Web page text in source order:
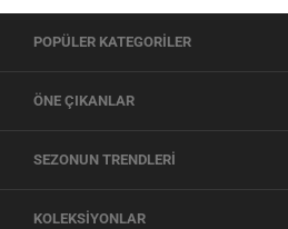
POPÜLER KATEGORİLER
ÖNE ÇIKANLAR
SEZONUN TRENDLERİ
KOLEKSİYONLAR